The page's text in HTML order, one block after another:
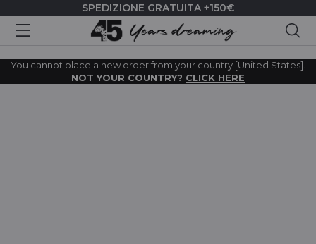
SPEDIZIONE GRATUITA +150€
You cannot place a new order from your country [United States].
NOT YOUR COUNTRY? CLICK HERE